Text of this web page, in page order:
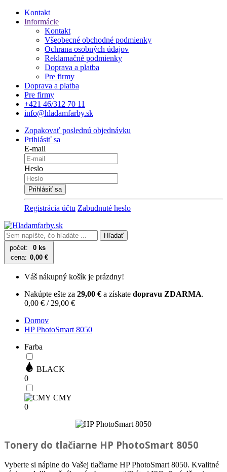
Kontakt
Informácie
Kontakt
Všeobecné obchodné podmienky
Ochrana osobných údajov
Reklamačné podmienky
Doprava a platba
Pre firmy
Doprava a platba
Pre firmy
+421 46/312 70 11
info@hladamfarby.sk
Zopakovať poslednú objednávku
Prihlásiť sa
E-mail
Heslo
Registrácia účtu Zabudnuté heslo
Hľadať
počet:
0 ks
cena: 0,00 €
Váš nákupný košík je prázdny!
Nakúpte ešte za 29,00 € a získate dopravu ZDARMA.
0,00 € / 29,00 €
Domov
HP PhotoSmart 8050
Farba
BLACK
0
CMY
0
Tonery do tlačiarne HP PhotoSmart 8050
Vyberte si náplne do Vašej tlačiarne HP PhotoSmart 8050. Kvalitné